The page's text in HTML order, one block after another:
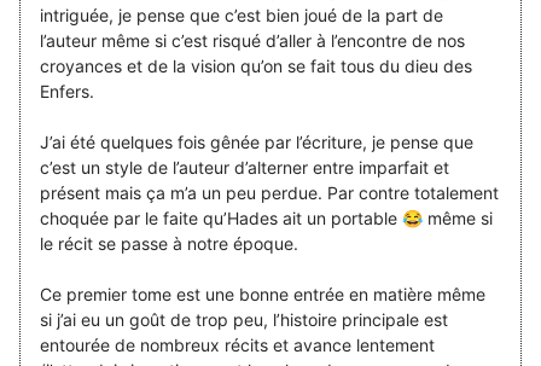
intriguée, je pense que c’est bien joué de la part de
l’auteur même si c’est risqué d’aller à l’encontre de nos
croyances et de la vision qu’on se fait tous du dieu des
Enfers.
J’ai été quelques fois gênée par l’écriture, je pense que
c’est un style de l’auteur d’alterner entre imparfait et
présent mais ça m’a un peu perdue. Par contre totalement
choquée par le faite qu’Hades ait un portable 😂 même si
le récit se passe à notre époque.
Ce premier tome est une bonne entrée en matière même
si j’ai eu un goût de trop peu, l’histoire principale est
entourée de nombreux récits et avance lentement